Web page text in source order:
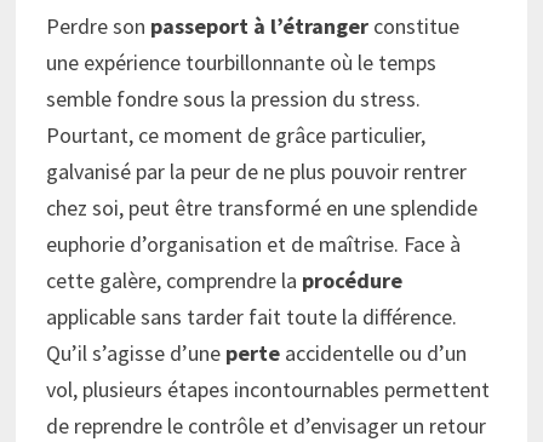
Perdre son passeport à l’étranger constitue
une expérience tourbillonnante où le temps
semble fondre sous la pression du stress.
Pourtant, ce moment de grâce particulier,
galvanisé par la peur de ne plus pouvoir rentrer
chez soi, peut être transformé en une splendide
euphorie d’organisation et de maîtrise. Face à
cette galère, comprendre la procédure
applicable sans tarder fait toute la différence.
Qu’il s’agisse d’une perte accidentelle ou d’un
vol, plusieurs étapes incontournables permettent
de reprendre le contrôle et d’envisager un retour